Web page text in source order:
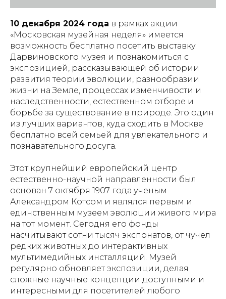
10 декабря 2024 года в рамках акции
«Московская музейная неделя» имеется
возможность бесплатно посетить выставку
Дарвиновского музея и познакомиться с
экспозицией, рассказывающей об истории
развития теории эволюции, разнообразии
жизни на Земле, процессах изменчивости и
наследственности, естественном отборе и
борьбе за существование в природе. Это один
из лучших вариантов, куда сходить в Москве
бесплатно всей семьей для увлекательного и
познавательного досуга.
Этот крупнейший европейский центр
естественно-научной направленности был
основан 7 октября 1907 года ученым
Александром Котсом и являлся первым и
единственным музеем эволюции живого мира
на тот момент. Сегодня его фонды
насчитывают сотни тысяч экспонатов, от чучел
редких животных до интерактивных
мультимедийных инсталляций. Музей
регулярно обновляет экспозиции, делая
сложные научные концепции доступными и
интересными для посетителей любого